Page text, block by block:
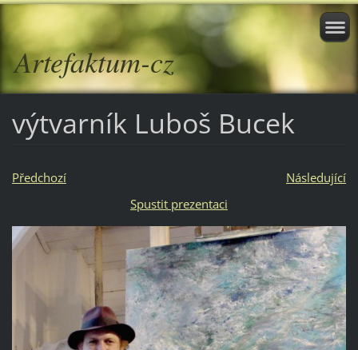
Artefaktum-cz
výtvarník Luboš Bucek
Předchozí
Následující
Spustit prezentaci